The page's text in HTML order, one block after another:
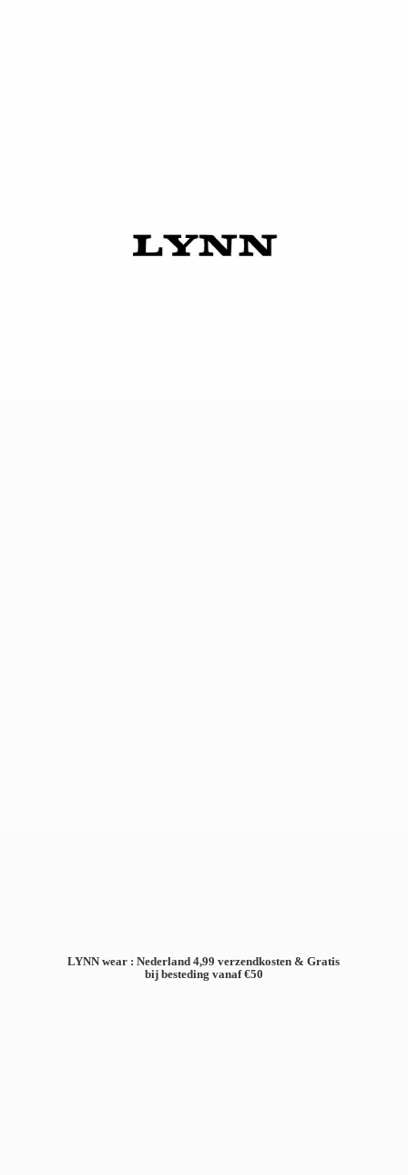
LYNN wear : Nederland 4,99 verzendkosten & Gratis
bij besteding vanaf €50